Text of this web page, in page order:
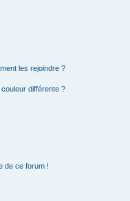
les rejoindre ?
différente ?
de ce forum !